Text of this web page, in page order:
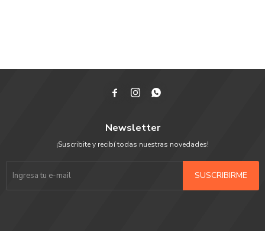
  
Newsletter
¡Suscribite y recibí todas nuestras novedades!
SUSCRIBIRME